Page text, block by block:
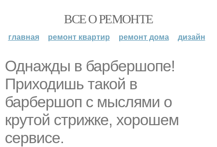
ВСЕ О РЕМОНТЕ
главная ремонт квартир ремонт дома дизайн
Однажды в барбершопе!
Приходишь такой в
барбершоп с мыслями о
крутой стрижке, хорошем
сервисе.